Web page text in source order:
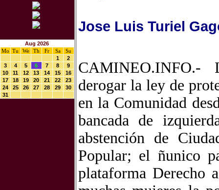
Aug 2026
Mo
Tu We Th Fr Sa
Su
1
2
3
4 5 6 7 8
9
10
11 12 13 14 15
16
17
18 19 20 21 22
23
24
25 26 27 28 29
30
31
Jose Luis Turiel
CAMINEO.INFO.-
derogar la ley de
en la Comunidad
bancada de
abstención de
Popular; el ñunico
plataforma Derecho